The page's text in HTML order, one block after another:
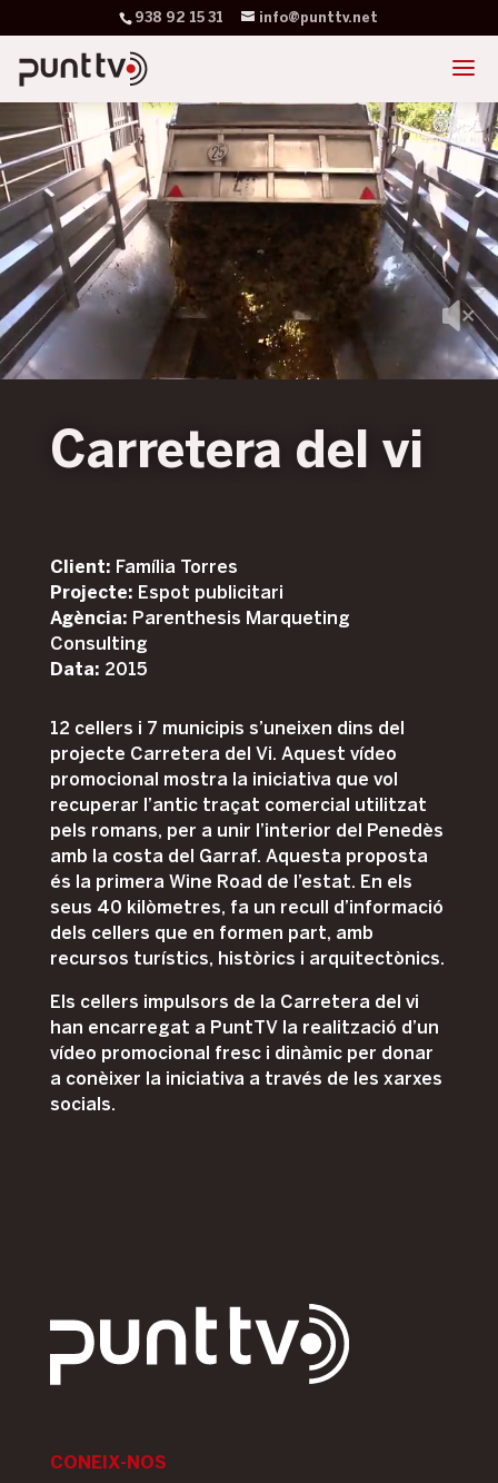
938 92 15 31 info@punttv.net
Carretera del vi
Client: Família Torres
Projecte: Espot publicitari
Agència: Parenthesis Marqueting
Consulting
Data: 2015
12 cellers i 7 municipis s’uneixen dins del
projecte Carretera del Vi. Aquest vídeo
promocional mostra la iniciativa que vol
recuperar l’antic traçat comercial utilitzat
pels romans, per a unir l’interior del Penedès
amb la costa del Garraf. Aquesta proposta
és la primera Wine Road de l’estat. En els
seus 40 kilòmetres, fa un recull d’informació
dels cellers que en formen part, amb
recursos turístics, històrics i arquitectònics.
Els cellers impulsors de la Carretera del vi
han encarregat a PuntTV la realització d’un
vídeo promocional fresc i dinàmic per donar
a conèixer la iniciativa a través de les xarxes
socials.
CONEIX-NOS